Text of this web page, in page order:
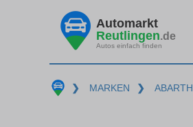
Automarkt
Reutlingen.de
Autos einfach finden
❯ MARKEN ❯ ABARTH